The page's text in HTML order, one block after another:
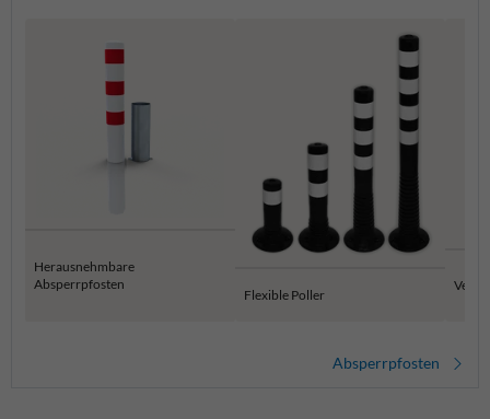
Herausnehmbare
Absperrpfosten
Flexible Poller
Absperrpfosten